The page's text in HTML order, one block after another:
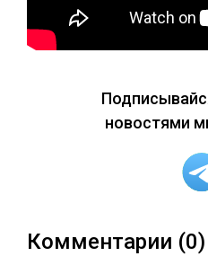
новостями
Комментарии (0)